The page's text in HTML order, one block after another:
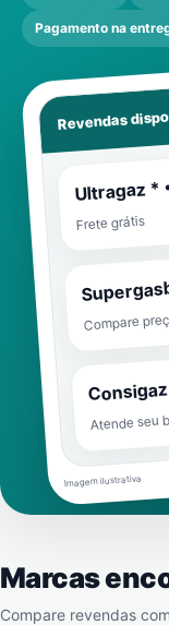
Pagamento na
Revendas
Ultragaz *
Frete grátis
Compare
Atende seu
Imagem ilustrativa
Marcas
Compare revendas